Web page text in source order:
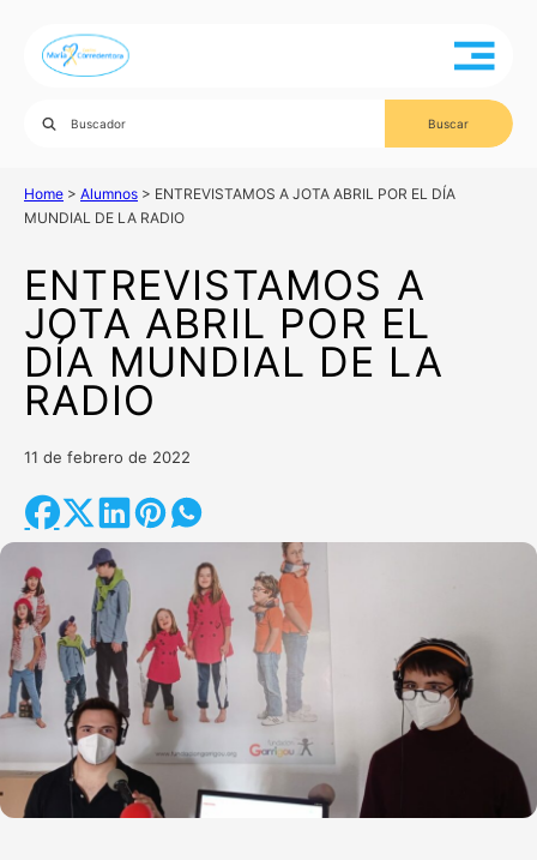
Home > Alumnos > ENTREVISTAMOS A JOTA ABRIL POR EL DÍA
MUNDIAL DE LA RADIO
ENTREVISTAMOS A
JOTA ABRIL POR EL
DÍA MUNDIAL DE LA
RADIO
11 de febrero de 2022